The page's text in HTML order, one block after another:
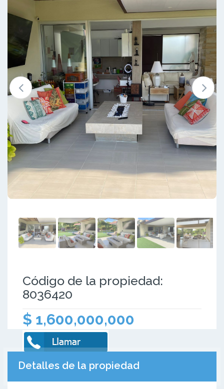
Código de la propiedad:
8036420
$ 1,600,000,000
Detalles de la propiedad